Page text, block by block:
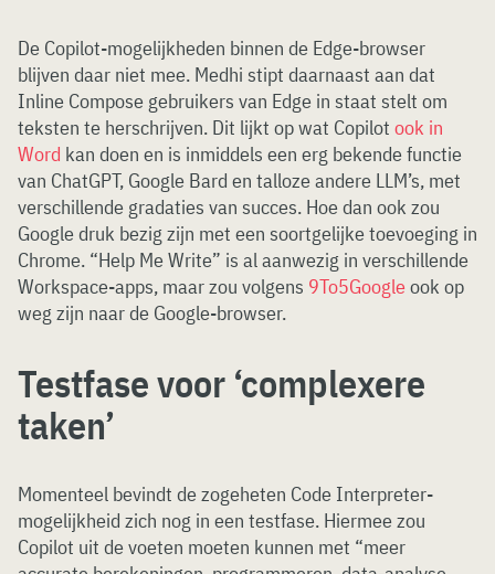
De Copilot-mogelijkheden binnen de Edge-browser
blijven daar niet mee. Medhi stipt daarnaast aan dat
Inline Compose gebruikers van Edge in staat stelt om
teksten te herschrijven. Dit lijkt op wat Copilot ook in
Word kan doen en is inmiddels een erg bekende functie
van ChatGPT, Google Bard en talloze andere LLM’s, met
verschillende gradaties van succes. Hoe dan ook zou
Google druk bezig zijn met een soortgelijke toevoeging in
Chrome. “Help Me Write” is al aanwezig in verschillende
Workspace-apps, maar zou volgens 9To5Googleook op
weg zijn naar de Google-browser.
Testfase voor ‘complexere
taken’
Momenteel bevindt de zogeheten Code Interpreter-
mogelijkheid zich nog in een testfase. Hiermee zou
Copilot uit de voeten moeten kunnen met “meer